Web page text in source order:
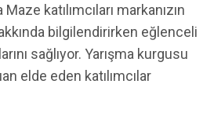
katılımcıları markanızın
bilgilendirirken eğlenceli
sağlıyor. Yarışma kurgusu
elde eden katılımcılar